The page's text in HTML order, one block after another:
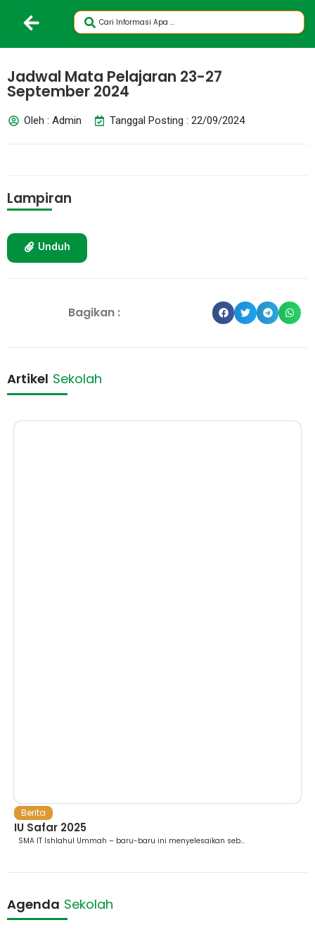
Jadwal Mata Pelajaran 23-27
September 2024
Oleh : Admin Tanggal Posting : 22/09/2024
Lampiran
Unduh
Bagikan :
Artikel Sekolah
Berita
IU Safar 2025
SMA IT Ishlahul Ummah – baru-baru ini menyelesaikan seb...
Agenda Sekolah